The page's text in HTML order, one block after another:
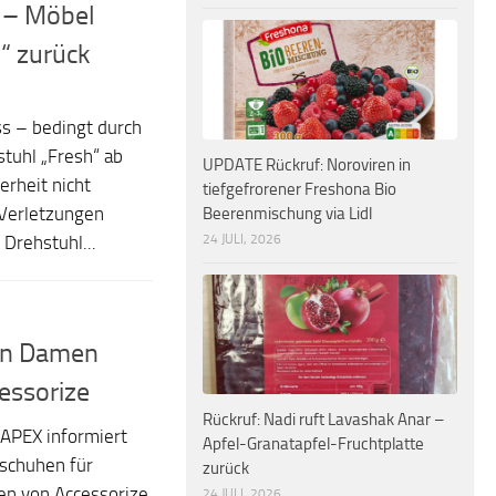
Möbel
zurück
– bedingt durch
„Fresh“ ab
nicht
Damen
informiert
für
UPDATE Rückruf: Noroviren in
tiefgefrorener Freshona Bio
Beerenmischung via Lidl
24 JULI, 2026
Rückruf: Nadi ruft Lavashak Anar –
Apfel-Granatapfel-Fruchtplatte
zurück